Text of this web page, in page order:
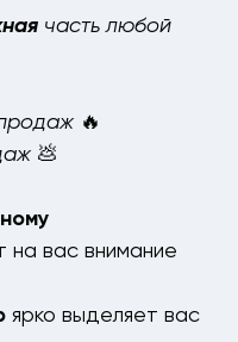
часть любой
🔥
💩
вас внимание
ярко выделяет вас